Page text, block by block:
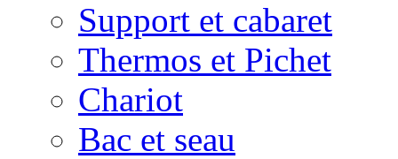
Support et cabaret
Thermos et Pichet
Chariot
Bac et seau